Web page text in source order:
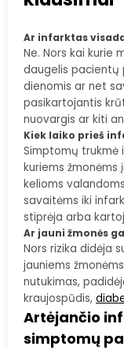
Ar infarktas
Ne. Nors kai kurie
daugelis pacientų
dienomis ar net
pasikartojantis
nuovargis ar kiti
Kiek laiko prieš
Simptomų trukmė
kuriems žmonėms
kelioms
savaitėms iki
stiprėja arba
Ar jauni žmonės
Nors rizika didėja
jauniems
nutukimas,
kraujospūdis,
Artėjančio
simptomų